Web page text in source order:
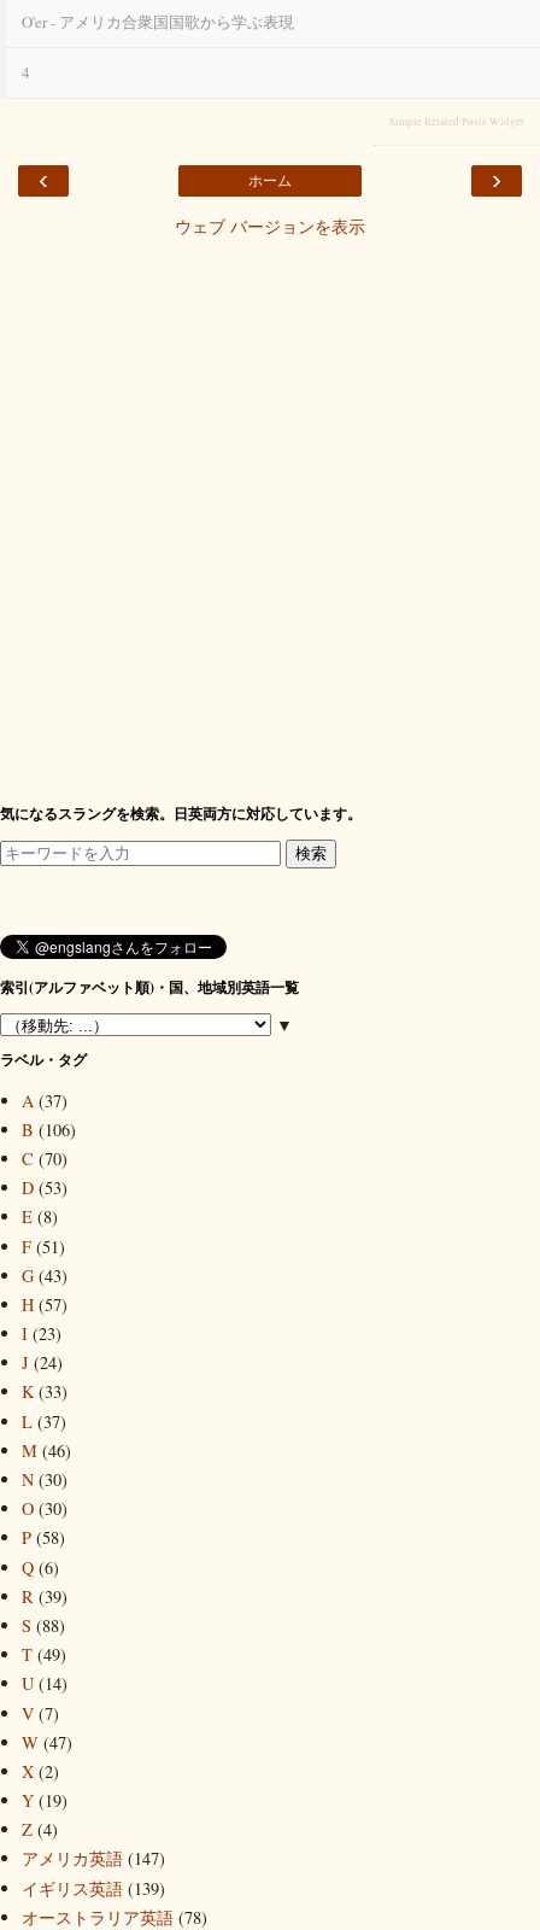
O'er - アメリカ合衆国国歌から学ぶ表現
4
Simple Related Posts Widget
‹ ›
ホーム
ウェブ バージョンを表示
気になるスラングを検索。日英両方に対応しています。
索引(アルファベット順)・国、地域別英語一覧
▼
ラベル・タグ
A (37)
B (106)
C (70)
D (53)
E (8)
F (51)
G (43)
H (57)
I (23)
J (24)
K (33)
L (37)
M (46)
N (30)
O (30)
P (58)
Q (6)
R (39)
S (88)
T (49)
U (14)
V (7)
W (47)
X (2)
Y (19)
Z (4)
アメリカ英語 (147)
イギリス英語 (139)
オーストラリア英語 (78)